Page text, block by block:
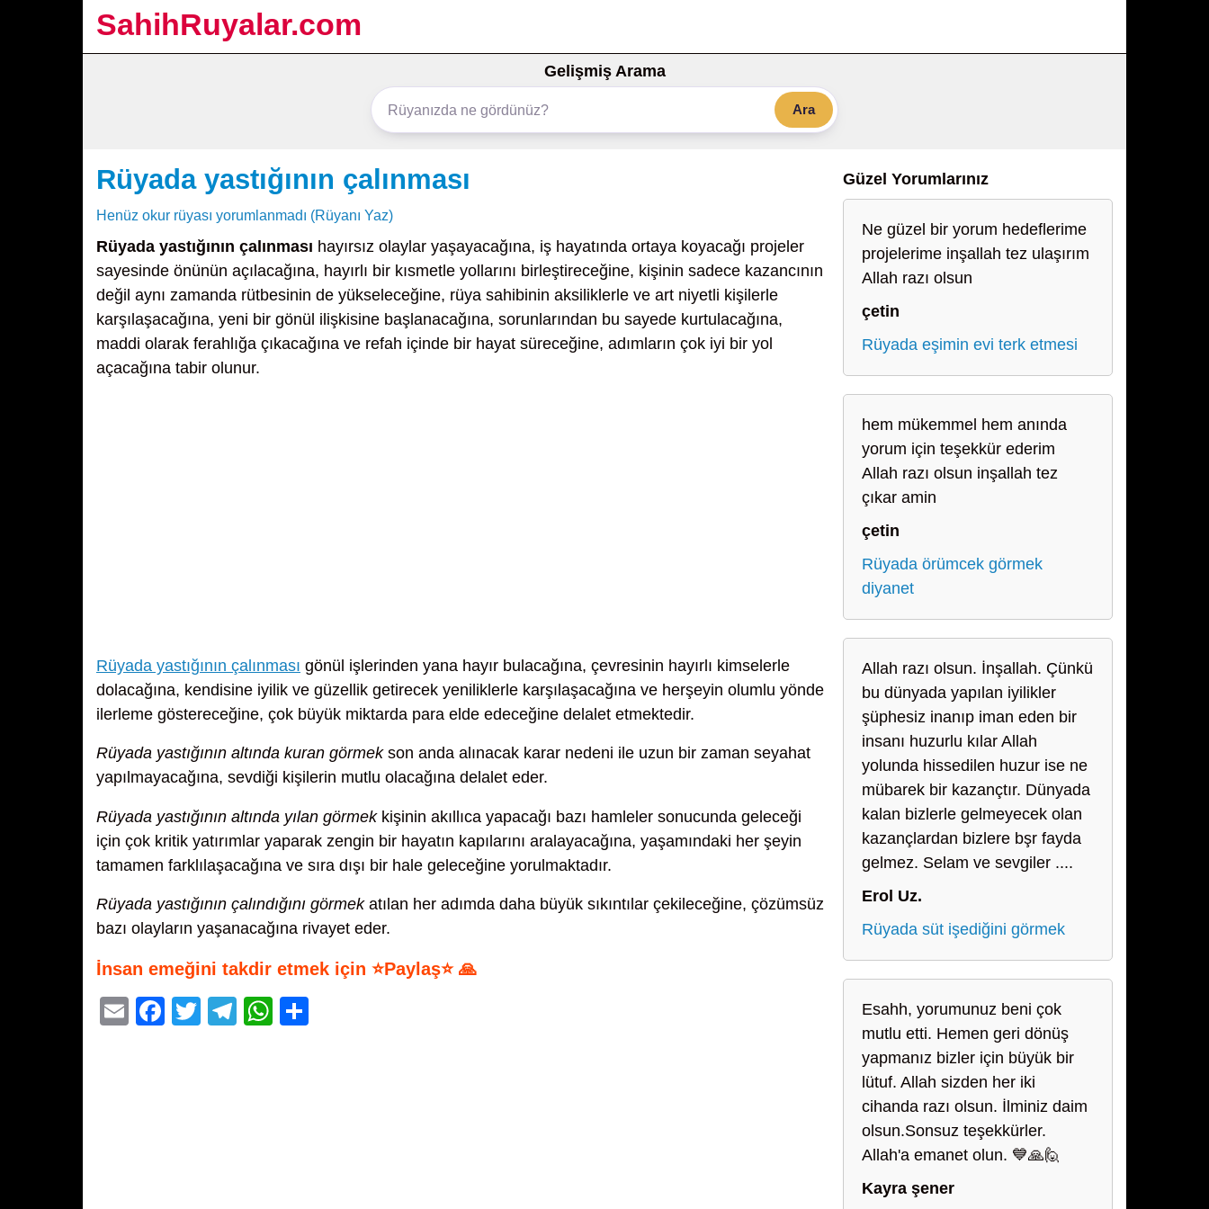
SahihRuyalar.com
Gelişmiş Arama
Ara
Rüyada yastığının çalınması
Henüz okur rüyası yorumlanmadı (Rüyanı Yaz)
Rüyada yastığının çalınması hayırsız olaylar yaşayacağına, iş hayatında ortaya koyacağı projeler
sayesinde önünün açılacağına, hayırlı bir kısmetle yollarını birleştireceğine, kişinin sadece kazancının
değil aynı zamanda rütbesinin de yükseleceğine, rüya sahibinin aksiliklerle ve art niyetli kişilerle
karşılaşacağına, yeni bir gönül ilişkisine başlanacağına, sorunlarından bu sayede kurtulacağına,
maddi olarak ferahlığa çıkacağına ve refah içinde bir hayat süreceğine, adımların çok iyi bir yol
açacağına tabir olunur.
Rüyada yastığının çalınması gönül işlerinden yana hayır bulacağına, çevresinin hayırlı kimselerle
dolacağına, kendisine iyilik ve güzellik getirecek yeniliklerle karşılaşacağına ve herşeyin olumlu yönde
ilerleme göstereceğine, çok büyük miktarda para elde edeceğine delalet etmektedir.
Rüyada yastığının altında kuran görmekson anda alınacak karar nedeni ile uzun bir zaman seyahat
yapılmayacağına, sevdiği kişilerin mutlu olacağına delalet eder.
Rüyada yastığının altında yılan görmekkişinin akıllıca yapacağı bazı hamleler sonucunda geleceği
için çok kritik yatırımlar yaparak zengin bir hayatın kapılarını aralayacağına, yaşamındaki her şeyin
tamamen farklılaşacağına ve sıra dışı bir hale geleceğine yorulmaktadır.
Rüyada yastığının çalındığını görmekatılan her adımda daha büyük sıkıntılar çekileceğine, çözümsüz
bazı olayların yaşanacağına rivayet eder.
İnsan emeğini takdir etmek için ⭐Paylaş⭐ 🙏
E
F
T
T
W
Güzel Yorumlarınız
Ne güzel bir yorum hedeflerime
projelerime inşallah tez ulaşırım
Allah razı olsun
çetin
Rüyada eşimin evi terk etmesi
hem mükemmel hem anında
yorum için teşekkür ederim
Allah razı olsun inşallah tez
çıkar amin
çetin
Rüyada örümcek görmek
diyanet
Allah razı olsun. İnşallah. Çünkü
bu dünyada yapılan iyilikler
şüphesiz inanıp iman eden bir
insanı huzurlu kılar Allah
yolunda hissedilen huzur ise ne
mübarek bir kazançtır. Dünyada
kalan bizlerle gelmeyecek olan
kazançlardan bizlere bşr fayda
gelmez. Selam ve sevgiler ....
Erol Uz.
Rüyada süt işediğini görmek
Esahh, yorumunuz beni çok
mutlu etti. Hemen geri dönüş
yapmanız bizler için büyük bir
lütuf. Allah sizden her iki
cihanda razı olsun. İlminiz daim
olsun.Sonsuz teşekkürler.
Allah'a emanet olun. 💙🙏🙋
Kayra şener